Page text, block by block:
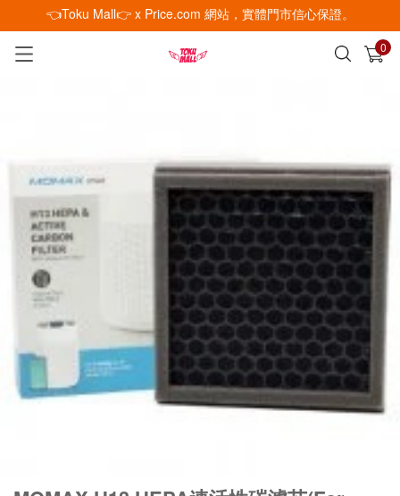
👈Toku Mall👉 x Price.com 網站，實體門市信心保證。
0
已加入購物車 查看